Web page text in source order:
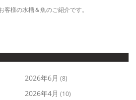
様の水槽＆魚のご紹介です。
2026年6月 (8)
2026年4月 (10)